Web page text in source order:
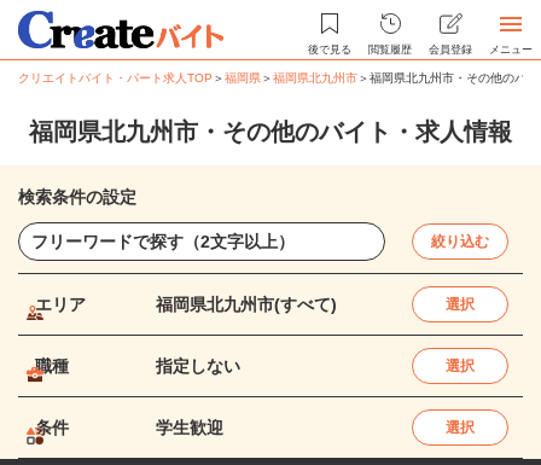
後で見る 閲覧履歴 会員登録 メニュー
クリエイトバイト・パート求人TOP ＞福岡県＞福岡県北九州市＞福岡県北九州市・その他のバ
福岡県北九州市・その他のバイト・求人情報
検索条件の設定
絞り込む
エリア 福岡県北九州市(すべて) 選択
職種 指定しない 選択
条件 学生歓迎 選択